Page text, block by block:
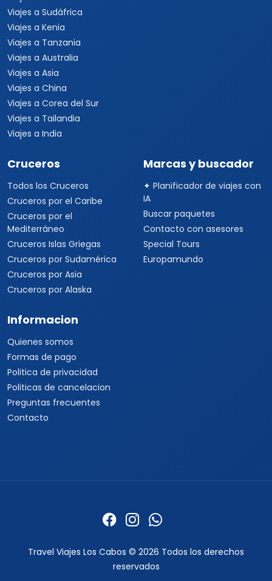
Viajes a Sudáfrica
Viajes a Kenia
Viajes a Tanzania
Viajes a Australia
Viajes a Asia
Viajes a China
Viajes a Corea del Sur
Viajes a Tailandia
Viajes a India
Cruceros
Todos los Cruceros
Cruceros por el Caribe
Cruceros por el
Mediterráneo
Cruceros Islas Griegas
Cruceros por Sudamérica
Cruceros por Asia
Cruceros por Alaska
Marcas y buscador
✦ Planificador de viajes con
IA
Buscar paquetes
Contacto con asesores
Special Tours
Europamundo
Informacion
Quienes somos
Formas de pago
Politica de privacidad
Politicas de cancelacion
Preguntas frecuentes
Contacto
Travel Viajes Los Cabos © 2026 Todos los derechos
reservados